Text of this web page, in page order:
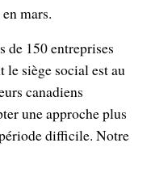
mars.
150 entreprises
le siège social est au
canadiens
une approche plus
difficile. Notre